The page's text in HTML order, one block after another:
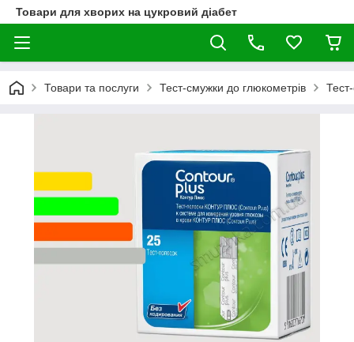
Товари для хворих на цукровий діабет
Товари та послуги Тест-смужки до глюкометрів